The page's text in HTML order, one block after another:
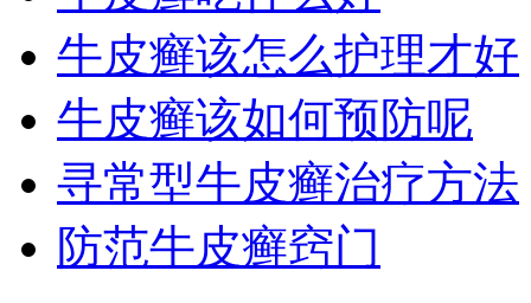
牛皮癣该怎么护理才好
牛皮癣该如何预防呢
寻常型牛皮癣治疗方法
防范牛皮癣窍门